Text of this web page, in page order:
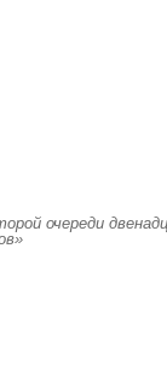
очереди